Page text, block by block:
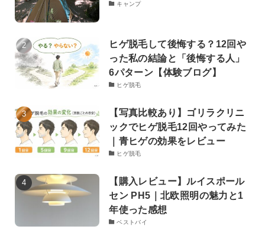
キャンプ
ヒゲ脱毛して後悔する？12回や
った私の結論と「後悔する人」
6パターン【体験ブログ】
ヒゲ脱毛
【写真比較あり】ゴリラクリニ
ックでヒゲ脱毛12回やってみた
｜青ヒゲの効果をレビュー
ヒゲ脱毛
【購入レビュー】ルイスポール
セン PH5｜北欧照明の魅力と1
年使った感想
ベストバイ